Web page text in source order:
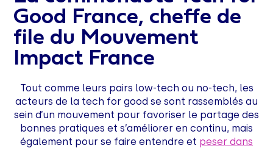
Good France, cheffe de
file du Mouvement
Impact France
Tout comme leurs pairs low-tech ou no-tech, les
acteurs de la tech for good se sont rassemblés au
sein d’un mouvement pour favoriser le partage des
bonnes pratiques et s’améliorer en continu, mais
également pour se faire entendre et peser dans